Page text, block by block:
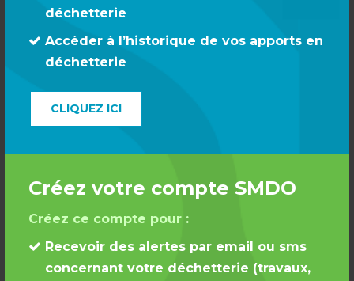
déchetterie
Accéder à l’historique de vos apports en
déchetterie
CLIQUEZ ICI
Créez votre compte SMDO
Créez ce compte pour :
Recevoir des alertes par email ou sms
concernant votre déchetterie (travaux,
présenté à Eco Emballages, issu de l’étude de faisabilité,
est donc financé à hauteur de 4 millions d’euros, au titre
de site démonstrateur. Le SMVO avait également déposé
cadre d’un appel à projets sur les papiers de bureau : là
aussi, le dossier présenté a été retenu permettant un
financement à hauteur de 800.000€.